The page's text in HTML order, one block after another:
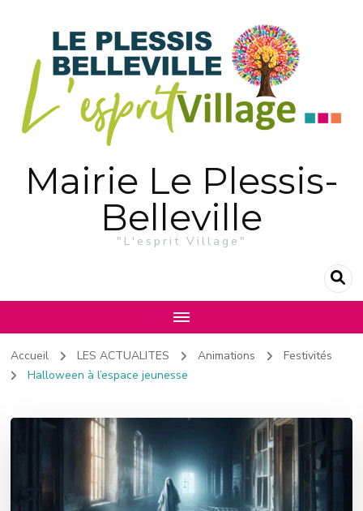
Mairie Le Plessis-
Belleville
"L'esprit Village"
Accueil LES ACTUALITES Animations
Festivités
Halloween à l’espace jeunesse